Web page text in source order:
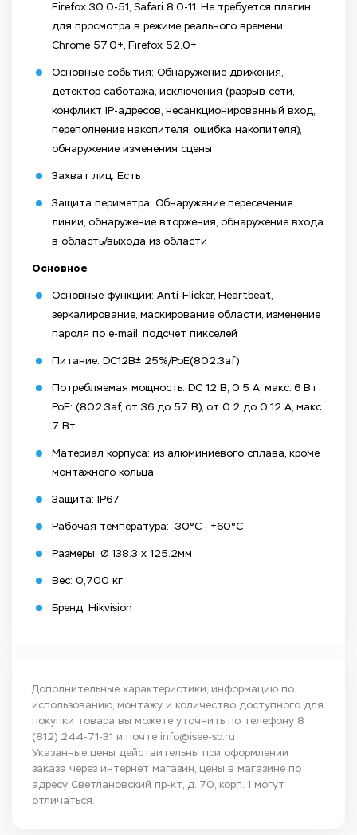
Firefox 30.0-51, Safari 8.0-11. Не требуется плагин
для просмотра в режиме реального времени:
Chrome 57.0+, Firefox 52.0+
Основные события: Обнаружение движения,
детектор саботажа, исключения (разрыв сети,
конфликт IP-адресов, несанкционированный вход,
переполнение накопителя, ошибка накопителя),
обнаружение изменения сцены
Захват лиц: Есть
Защита периметра: Обнаружение пересечения
линии, обнаружение вторжения, обнаружение входа
в область/выхода из области
Основное
Основные функции: Anti-Flicker, Heartbeat,
зеркалирование, маскирование области, изменение
пароля по e-mail, подсчет пикселей
Питание: DC12В± 25%/PoE(802.3af)
Потребляемая мощность: DC 12 В, 0.5 А, макс. 6 Вт
PoE: (802.3af, от 36 до 57 В), от 0.2 до 0.12 A, макс.
7 Вт
Материал корпуса: из алюминиевого сплава, кроме
монтажного кольца
Защита: IP67
Рабочая температура: -30°C - +60°C
Размеры: Ø 138.3 x 125.2мм
Вес: 0,700 кг
Бренд: Hikvision
Дополнительные характеристики, информацию по
использованию, монтажу и количество доступного для
покупки товара вы можете уточнить по телефону 8
(812) 244-71-31 и почте info@isee-sb.ru
Указанные цены действительны при оформлении
заказа через интернет магазин, цены в магазине по
адресу Светлановский пр-кт, д. 70, корп. 1 могут
отличаться.